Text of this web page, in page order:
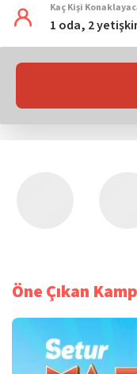
Kaç Kişi
1 oda, 2
Öne Çıkan